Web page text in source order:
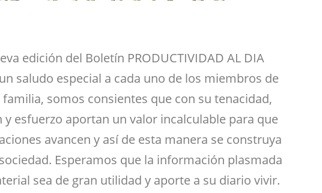
edición del Boletín PRODUCTIVIDAD AL DIA
saludo especial a cada uno de los miembros de
familia, somos consientes que con su tenacidad,
y esfuerzo aportan un valor incalculable para que
avancen y así de esta manera se construya
Esperamos que la información plasmada
sea de gran utilidad y aporte a su diario vivir.